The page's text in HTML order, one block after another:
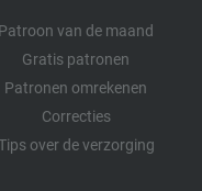
Patroon van de maand
Gratis patronen
Patronen omrekenen
Correcties
over de verzorging